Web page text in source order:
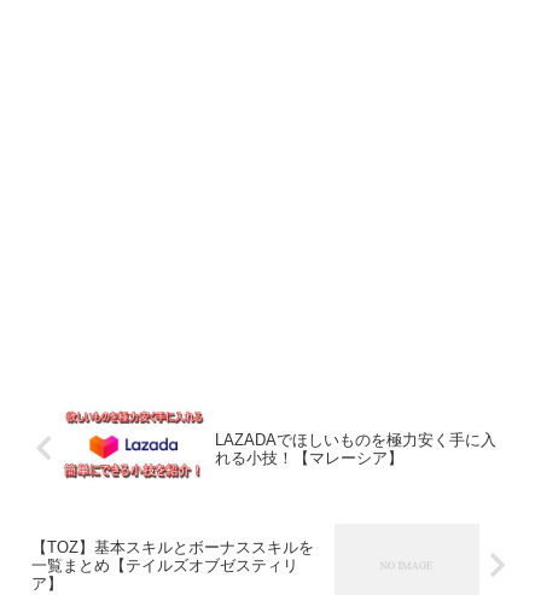
LAZADAでほしいものを極力安く手に入
れる小技！【マレーシア】
【TOZ】基本スキルとボーナススキルを
一覧まとめ【テイルズオブゼスティリ
ア】